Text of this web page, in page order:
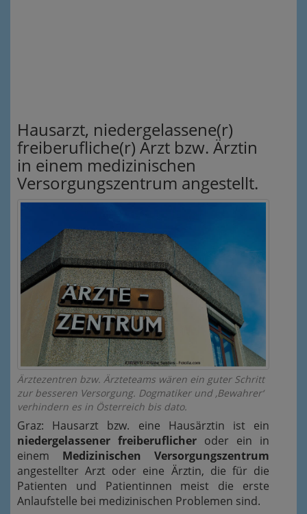
Hausarzt, niedergelassene(r)
freiberufliche(r) Arzt bzw. Ärztin
in einem medizinischen
Versorgungszentrum angestellt.
Ärztezentren bzw. Ärzteteams wären ein guter Schritt
zur besseren Versorgung. Dogmatiker und ‚Bewahrer‘
verhindern es in Österreich bis dato.
Graz: Hausarzt bzw. eine Hausärztin ist ein
niedergelassener freiberuflicher oder ein in
einem Medizinischen Versorgungszentrum
angestellter Arzt oder eine Ärztin, die für die
Patienten und Patientinnen meist die erste
Anlaufstelle bei medizinischen Problemen sind.